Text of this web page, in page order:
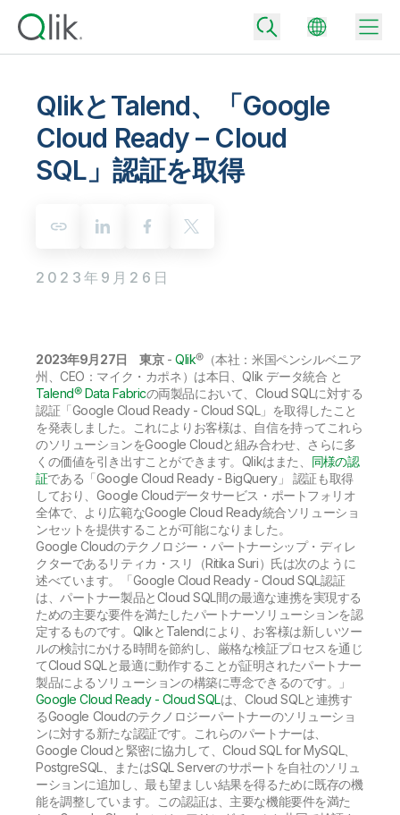
コミュニティ
カスタマーサポート
カスタマーポータル
初期トレーニング
製品関連
企業情報
採用情報
ニュースルーム
事業所 / 連絡先
Qlik
Talend
Back
テクノロジーパートナーとの連携
Back
データ統合
データ分析と AI
適切なデータ統合プランで、信頼できるデータを迅速に提供し、よりスマー
データ分析の価格
適切なデータ分析プランで、より優れたインサイトを獲得し、ビジネス成果
の達成をサポートします。
イベント / Web セミナー
コミュニティ
QlikとTalend、「Google
Cloud Ready – Cloud
SQL」認証を取得
2023年9月26日
2023年9月27日 東京-Qlik®（本社：米国ペンシルベニア
州、CEO：マイク・カポネ）は本日、Qlik データ統合 と
Talend® Data Fabricの両製品において、Cloud SQLに対する
認証「Google Cloud Ready - Cloud SQL」を取得したこと
を発表しました。これによりお客様は、自信を持ってこれら
のソリューションをGoogle Cloudと組み合わせ、さらに多
くの価値を引き出すことができます。Qlikはまた、 同様の認
証である「Google Cloud Ready - BigQuery」 認証も取得
しており、Google Cloudデータサービス・ポートフォリオ
全体で、より広範なGoogle Cloud Ready統合ソリューショ
ンセットを提供することが可能になりました。
Google Cloudのテクノロジー・パートナーシップ・ディレ
クターであるリティカ・スリ（Ritika Suri）氏は次のように
述べています。「Google Cloud Ready - Cloud SQL認証
は、パートナー製品とCloud SQL間の最適な連携を実現する
ための主要な要件を満たしたパートナーソリューションを認
定するものです。QlikとTalendにより、お客様は新しいツー
ルの検討にかける時間を節約し、厳格な検証プロセスを通じ
てCloud SQLと最適に動作することが証明されたパートナー
製品によるソリューションの構築に専念できるのです。」
Google Cloud Ready - Cloud SQLは、Cloud SQLと連携す
るGoogle Cloudのテクノロジーパートナーのソリューショ
ンに対する新たな認証です。これらのパートナーは、
Google Cloudと緊密に協力して、Cloud SQL for MySQL、
PostgreSQL、またはSQL Serverのサポートを自社のソリュ
ーションに追加し、最も望ましい結果を得るために既存の機
能を調整しています。この認証は、主要な機能要件を満た